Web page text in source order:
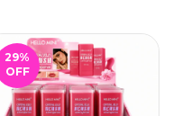
29%
OFF